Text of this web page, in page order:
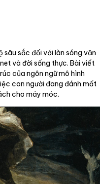
sâu sắc đối với làn sóng văn
và đời sống thực. Bài viết
của ngôn ngữ mô hình
con người đang đánh mất
cho máy móc.